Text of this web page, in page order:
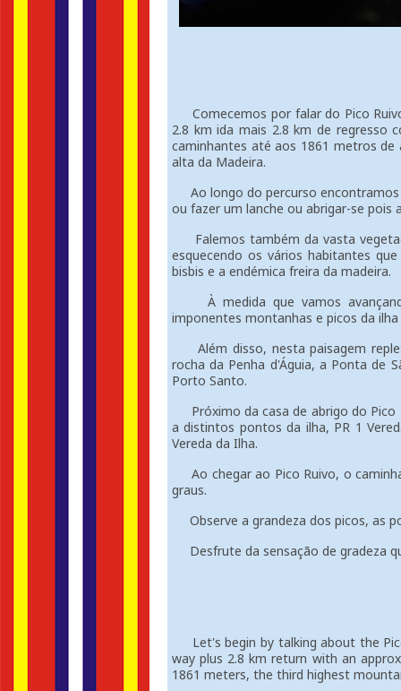
Comecemos por falar do Pico
2.8 km ida mais 2.8 km de regresso
caminhantes até aos 1861 metros
alta da Madeira.
Ao longo do percurso encontramos
ou fazer um lanche ou abrigar-se pois
Falemos também da vasta
esquecendo os vários habitantes
bisbis e a endémica freira da madeira.
À medida que vamos
imponentes montanhas e picos da
Além disso, nesta paisagem
rocha da Penha d'Águia, a Ponta de
Porto Santo.
Próximo da casa de abrigo do Pico
a distintos pontos da ilha, PR 1
Vereda da Ilha.
Ao chegar ao Pico Ruivo, o
graus.
Observe a grandeza dos picos, as
Desfrute da sensação de gradeza
Let's begin by talking about the
way plus 2.8 km return with an
1861 meters, the third highest